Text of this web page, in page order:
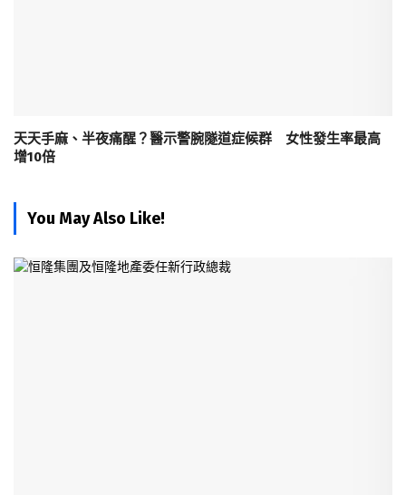
天天手麻、半夜痛醒？醫示警腕隧道症候群 女性發生率最高
增10倍
You May Also Like!